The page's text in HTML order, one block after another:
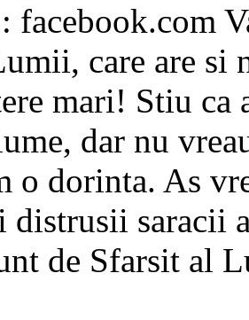
facebook.com
care are si
mari! Stiu ca
dar nu
o dorinta. As
distrusii saracii
de Sfarsit al